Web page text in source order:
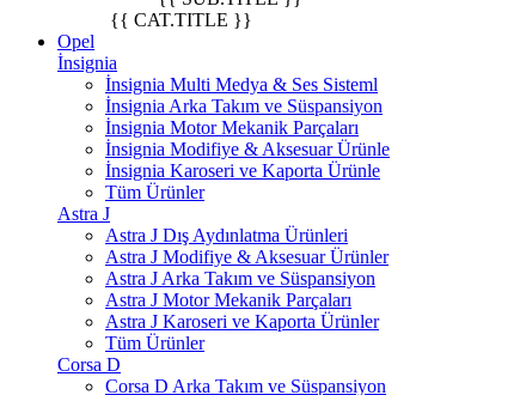
{{ CAT.TITLE }}
Opel
İnsignia
İnsignia Multi Medya & Ses Sisteml
İnsignia Arka Takım ve Süspansiyon
İnsignia Motor Mekanik Parçaları
İnsignia Modifiye & Aksesuar Ürünle
İnsignia Karoseri ve Kaporta Ürünle
Tüm Ürünler
Astra J
Astra J Dış Aydınlatma Ürünleri
Astra J Modifiye & Aksesuar Ürünler
Astra J Arka Takım ve Süspansiyon
Astra J Motor Mekanik Parçaları
Astra J Karoseri ve Kaporta Ürünler
Tüm Ürünler
Corsa D
Corsa D Arka Takım ve Süspansiyon